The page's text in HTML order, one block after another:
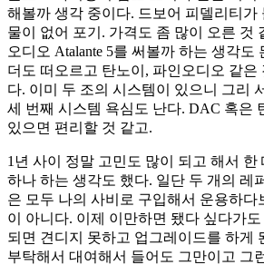
해볼까 생각 중이다. 드보어 피델리티가
물이 없어 포기. 가격도 좀 많이 오른 것
오디오 Atalante 5를 써볼까 하는 생각도
더도 떠오르고 탄노이, 파인오디오 같은
다. 이미 두 조의 시스템이 있으니 그리
세 번째 시스템 욕심도 난다. DAC 혹은
있으면 편리할 것 같고.
1년 사이 정말 고민도 많이 되고 해서 한
하나 하는 생각도 했다. 일단 두 개의 레
은 모두 나의 사비로 구입해서 운용하다
이 아니다. 이제 이만하면 됐다 싶다가
되면 견디지 못하고 업그레이드를 하게
부탁해서 대여해서 들어도 그만이고 그